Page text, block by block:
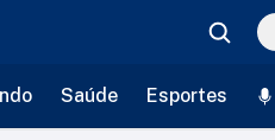
Saúde Esportes